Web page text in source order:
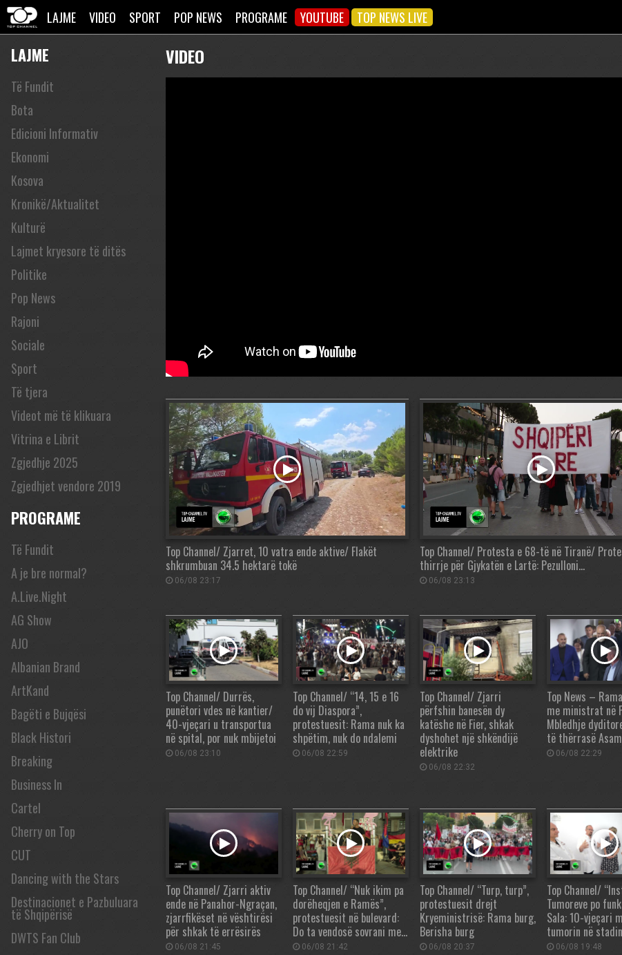
LAJME VIDEO SPORT POP NEWS PROGRAME YOUTUBE TOP NEWS LIVE
LAJME
Të Fundit
Bota
Edicioni Informativ
Ekonomi
Kosova
Kronikë/Aktualitet
Kulturë
Lajmet kryesore të ditës
Politike
Pop News
Rajoni
Sociale
Sport
Të tjera
Videot më të klikuara
Vitrina e Librit
Zgjedhje 2025
Zgjedhjet vendore 2019
PROGRAME
Të Fundit
A je bre normal?
A.Live.Night
AG Show
AJO
Albanian Brand
ArtKand
Bagëti e Bujqësi
Black Histori
Breaking
Business In
Cartel
Cherry on Top
CUT
Dancing with the Stars
Destinacionet e Pazbuluara
të Shqipërisë
DWTS Fan Club
VIDEO
Top Channel/ Zjarret, 10 vatra ende aktive/ Flakët
shkrumbuan 34.5 hektarë tokë
06/08 23:17
Top Channel/ Protesta e 68-të në Tiranë/
thirrje për Gjykatën e Lartë: Pezulloni…
06/08 23:13
Top Channel/ Durrës,
punëtori vdes në kantier/
40-vjeçari u transportua
në spital, por nuk mbijetoi
06/08 23:10
Top Channel/ “14, 15 e 16
do vij Diaspora”,
protestuesit: Rama nuk ka
shpëtim, nuk do ndalemi
06/08 22:59
Top Channel/ Zjarri
përfshin banesën dy
katëshe në Fier, shkak
dyshohet një shkëndijë
elektrike
06/08 22:32
Top News –
me ministrat në
Mbledhje
të thërrasë
06/08 22:29
Top Channel/ Zjarri aktiv
ende në Panahor-Ngraçan,
zjarrfikëset në vështirësi
për shkak të errësirës
06/08 21:45
Top Channel/ “Nuk ikim pa
dorëheqjen e Ramës”,
protestuesit në bulevard:
Do ta vendosë sovrani me…
06/08 21:42
Top Channel/ “Turp, turp”,
protestuesit drejt
Kryeministrisë: Rama burg,
Berisha burg
06/08 20:37
Top Channel/
Tumoreve po
Sala: 10-vjeçari
tumorin në
06/08 19:48